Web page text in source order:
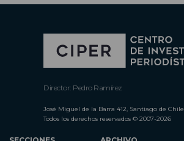
Director: Pedro Ramírez
José Miguel de la Barra 412, Santiago de Chile
Todos los derechos reservados © 2007-2026